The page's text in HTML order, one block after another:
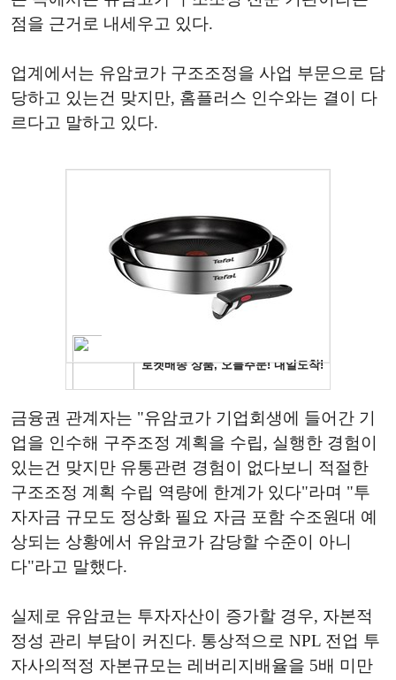
점을 근거로 내세우고 있다.
업계에서는 유암코가 구조조정을 사업 부문으로 담
당하고 있는건 맞지만, 홈플러스 인수와는 결이 다
르다고 말하고 있다.
금융권 관계자는 "유암코가 기업회생에 들어간 기
업을 인수해 구주조정 계획을 수립, 실행한 경험이
있는건 맞지만 유통관련 경험이 없다보니 적절한
구조조정 계획 수립 역량에 한계가 있다"라며 "투
자자금 규모도 정상화 필요 자금 포함 수조원대 예
상되는 상황에서 유암코가 감당할 수준이 아니
다"라고 말했다.
실제로 유암코는 투자자산이 증가할 경우, 자본적
정성 관리 부담이 커진다. 통상적으로 NPL 전업 투
자사의적정 자본규모는 레버리지배율을 5배 미만